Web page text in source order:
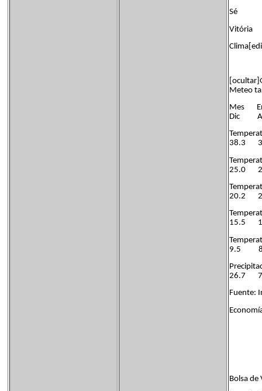
Sé
Vitória
Meteo
Mes
Dic
38.3
25.0
20.2
15.5
9.5
26.7
Fuente:
Bolsa de